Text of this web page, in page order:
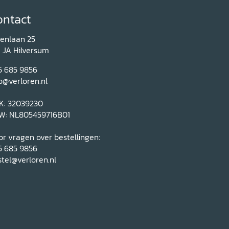
25
JA Hilversum
685 9856
32039230
NL805459716B01
vragen over bestellingen:
685 9856